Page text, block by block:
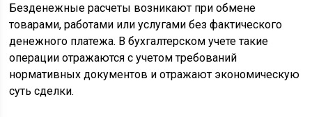
Безденежные расчеты возникают при обмене
товарами, работами или услугами без фактического
денежного платежа. В бухгалтерском учете такие
операции отражаются с учетом требований
нормативных документов и отражают экономическую
суть сделки.